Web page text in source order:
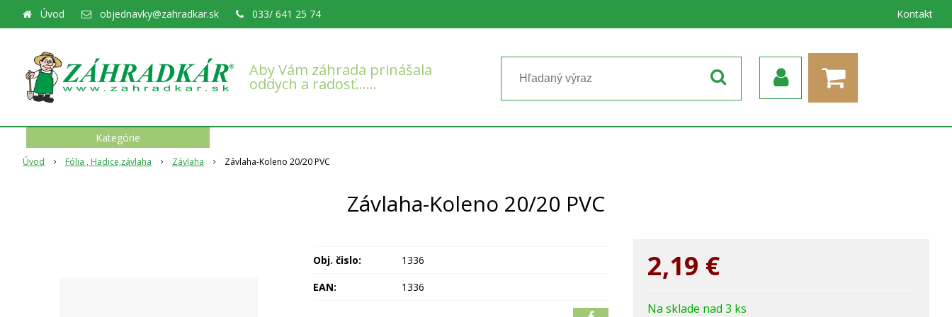
Aby Vám záhrada prinášala
oddych a radosť……
Úvod objednavky@zahradkar.sk 033/ 641 25 74 Kontakt
Úvod Fólia , Hadice,závlaha Závlaha Závlaha-Koleno 20/20 PVC
Závlaha-Koleno 20/20 PVC
2,19 €
Na sklade nad 3 ks
Obj. čislo:
1336
EAN:
1336
Kategórie